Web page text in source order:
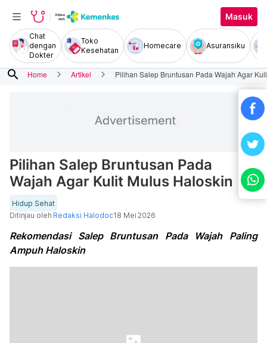
Masuk
Chat
dengan
Dokter
Toko
Kesehatan
Homecare Asuransiku
search Home Artikel Pilihan Salep Bruntusan Pada Wajah Agar
Pilihan Salep Bruntusan Pada
Wajah Agar Kulit Mulus Haloskin
Hidup Sehat
Ditinjau oleh Redaksi Halodoc18 Mei 2026
Rekomendasi Salep Bruntusan Pada Wajah Paling
Ampuh Haloskin